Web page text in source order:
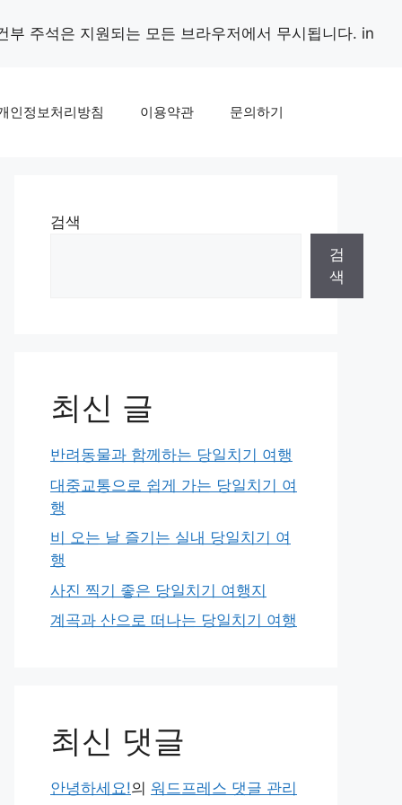
부 주석은 지원되는 모든 브라우저에서 무시됩니다. in
인정보처리방침 이용약관 문의하기
검색
검
색
최신 글
반려동물과 함께하는 당일치기 여행
대중교통으로 쉽게 가는 당일치기 여
행
비 오는 날 즐기는 실내 당일치기 여
행
사진 찍기 좋은 당일치기 여행지
계곡과 산으로 떠나는 당일치기 여행
최신 댓글
안녕하세요!의 워드프레스 댓글 관리